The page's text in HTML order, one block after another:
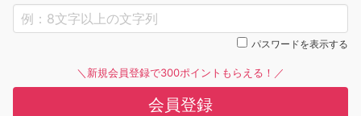
パスワードを表示する
＼新規会員登録で300ポイントもらえる！／
会員登録